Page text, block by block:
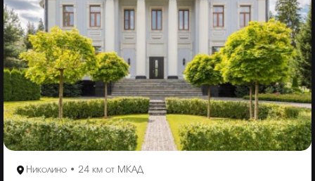
Николино • 24 км от МКАД